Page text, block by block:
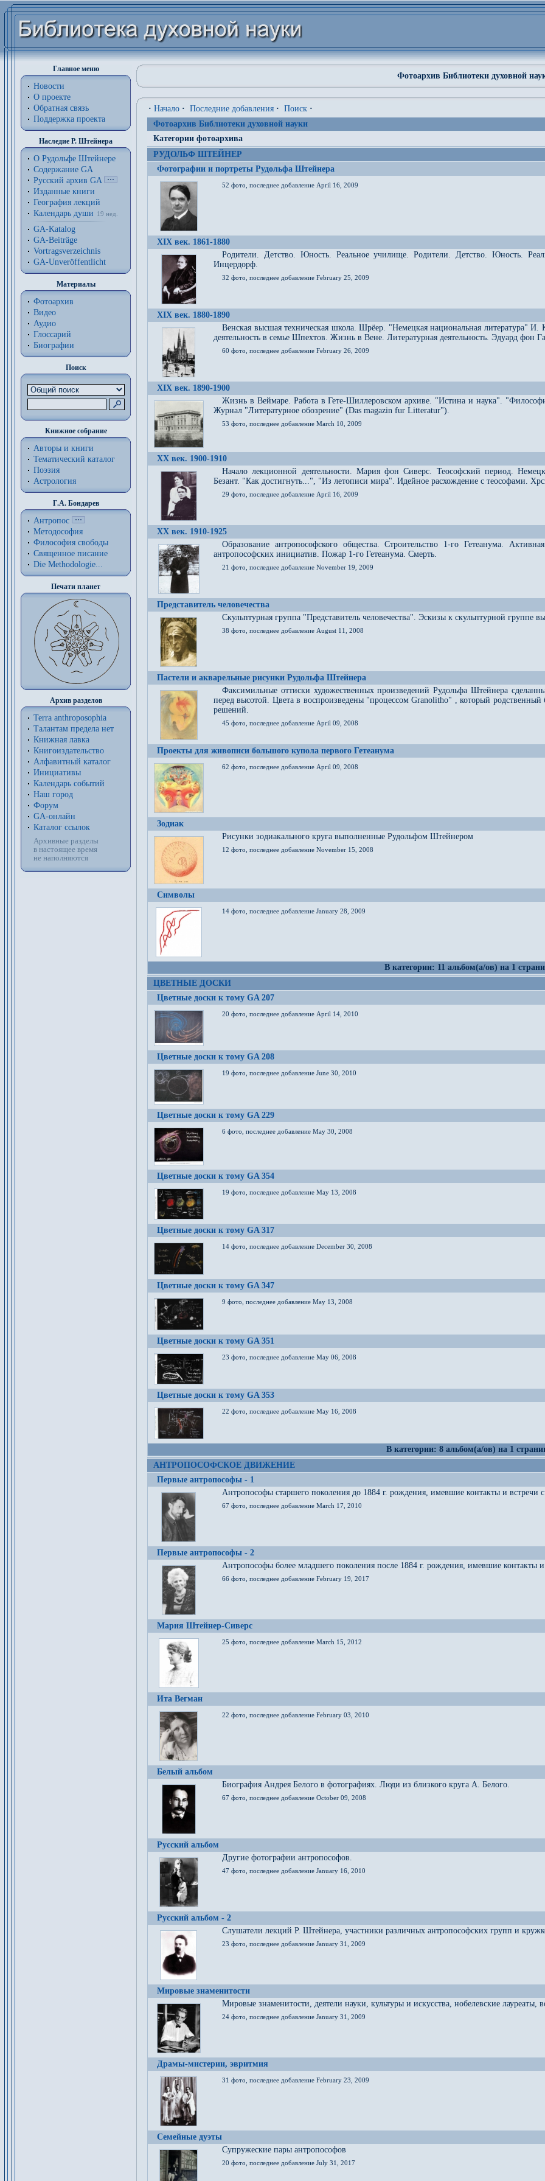
Главное меню
Новости
О проекте
Обратная связь
Поддержка проекта
Наследие Р. Штейнера
О Рудольфе Штейнере
Содержание GA
Русский архив GA
Изданные книги
География лекций
Календарь души
19 нед.
GA-Katalog
GA-Beiträge
Vortragsverzeichnis
GA-Unveröffentlicht
Материалы
Фотоархив
Видео
Аудио
Глоссарий
Биографии
Поиск
Книжное собрание
Авторы и книги
Тематический каталог
Поэзия
Астрология
Г.А. Бондарев
Антропос
Методософия
Философия cвободы
Священное писание
Die Methodologie...
Печати планет
Архив разделов
Terra anthroposophia
Талантам предела нет
Книжная лавка
Книгоиздательство
Алфавитный каталог
Инициативы
Календарь событий
Наш город
Форум
GA-онлайн
Каталог ссылок
Архивные разделы
в настоящее время
не наполняются
Фотоархив Библиотеки духовной
· Начало · Последние добавления · Поиск ·
Фотоархив Библиотеки духовной науки
Категории фотоархива
РУДОЛЬФ ШТЕЙНЕР
Фотографии и портреты Рудольфа Штейнера
52 фото, последнее добавление April 16, 2009
XIX век. 1861-1880
Родители. Детство. Юность. Реальное училище. Родители. Детство. Юность.
Инцердорф.
32 фото, последнее добавление February 25, 2009
XIX век. 1880-1890
Венская высшая техническая школа. Шрёер. "Немецкая национальная литература" И.
деятельность в семье Шпехтов. Жизнь в Вене. Литературная деятельность. Эдуард фон
60 фото, последнее добавление February 26, 2009
XIX век. 1890-1900
Жизнь в Веймаре. Работа в Гете-Шиллеровском архиве. "Истина и наука".
Журнал "Литературное обозрение" (Das magazin fur Litteratur").
53 фото, последнее добавление March 10, 2009
XX век. 1900-1910
Начало лекционной деятельности. Мария фон Сиверс. Теософский период.
Безант. "Как достигнуть...", "Из летописи мира". Идейное расхождение с теософами.
29 фото, последнее добавление April 16, 2009
XX век. 1910-1925
Образование антропософского общества. Строительство 1-го Гетеанума.
антропософских инициатив. Пожар 1-го Гетеанума. Смерть.
21 фото, последнее добавление November 19, 2009
Представитель человечества
Скульптурная группа "Представитель человечества". Эскизы к скульптурной
38 фото, последнее добавление August 11, 2008
Пастели и акварельные рисунки Рудольфа Штейнера
Факсимильные оттиски художественных произведений Рудольфа Штейнера
перед высотой. Цвета в воспроизведены "процессом Granolitho" , который
решений.
45 фото, последнее добавление April 09, 2008
Проекты для живописи большого купола первого Гетеанума
62 фото, последнее добавление April 09, 2008
Зодиак
Рисунки зодиакального круга выполненные Рудольфом Штейнером
12 фото, последнее добавление November 15, 2008
Символы
14 фото, последнее добавление January 28, 2009
В категории: 11 альбом(а/ов) на 1
ЦВЕТНЫЕ ДОСКИ
Цветные доски к тому GA 207
20 фото, последнее добавление April 14, 2010
Цветные доски к тому GA 208
19 фото, последнее добавление June 30, 2010
Цветные доски к тому GA 229
6 фото, последнее добавление May 30, 2008
Цветные доски к тому GA 354
19 фото, последнее добавление May 13, 2008
Цветные доски к тому GA 317
14 фото, последнее добавление December 30, 2008
Цветные доски к тому GA 347
9 фото, последнее добавление May 13, 2008
Цветные доски к тому GA 351
23 фото, последнее добавление May 06, 2008
Цветные доски к тому GA 353
22 фото, последнее добавление May 16, 2008
В категории: 8 альбом(а/ов) на 1
АНТРОПОСОФСКОЕ ДВИЖЕНИЕ
Первые антропософы - 1
Антропософы старшего поколения до 1884 г. рождения, имевшие контакты и встречи
67 фото, последнее добавление March 17, 2010
Первые антропософы - 2
Антропософы более младшего поколения после 1884 г. рождения, имевшие контакты
66 фото, последнее добавление February 19, 2017
Мария Штейнер-Сиверс
25 фото, последнее добавление March 15, 2012
Ита Вегман
22 фото, последнее добавление February 03, 2010
Белый альбом
Биография Андрея Белого в фотографиях. Люди из близкого круга А. Белого.
67 фото, последнее добавление October 09, 2008
Русский альбом
Другие фотографии антропософов.
47 фото, последнее добавление January 16, 2010
Русский альбом - 2
Cлушатели лекций Р. Штейнера, участники различных антропософских групп и
23 фото, последнее добавление January 31, 2009
Мировые знаменитости
Мировые знаменитости, деятели науки, культуры и искусства, нобелевские
24 фото, последнее добавление January 31, 2009
Драмы-мистерии, эвритмия
31 фото, последнее добавление February 23, 2009
Семейные дуэты
Супружеские пары антропософов
20 фото, последнее добавление July 31, 2017